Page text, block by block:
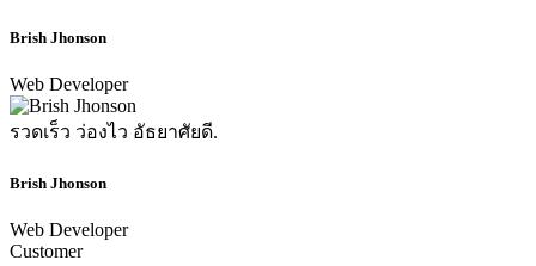
Brish Jhonson
Web Developer
รวดเร็ว ว่องไว อัธยาศัยดี.
Brish Jhonson
Web Developer
Customer